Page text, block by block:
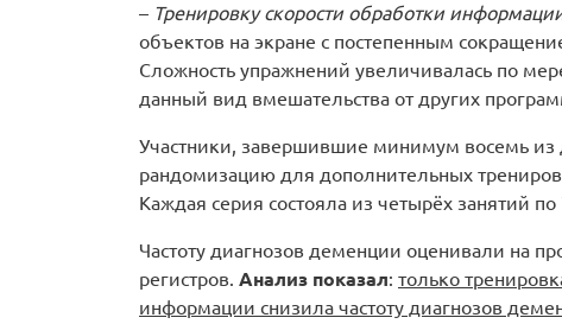
– Тренировку скорости обработки
объектов на экране с постепенным
Сложность упражнений увеличивалась по
данный вид вмешательства от других
Участники, завершившие минимум восемь из
рандомизацию для дополнительных
Каждая серия состояла из четырёх занятий по
Частоту диагнозов деменции оценивали на
регистров. Анализ показал: только
информации снизила частоту диагнозов